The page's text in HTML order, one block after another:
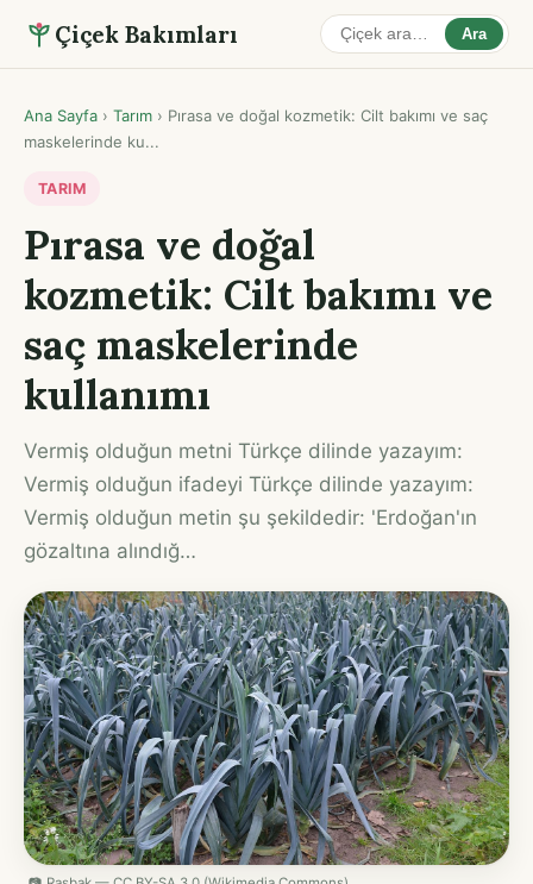
Çiçek Bakımları Ara
Ana Sayfa › Tarım › Pırasa ve doğal kozmetik: Cilt bakımı ve saç
maskelerinde ku...
TARIM
Pırasa ve doğal
kozmetik: Cilt bakımı ve
saç maskelerinde
kullanımı
Vermiş olduğun metni Türkçe dilinde yazayım:
Vermiş olduğun ifadeyi Türkçe dilinde yazayım:
Vermiş olduğun metin şu şekildedir: 'Erdoğan'ın
gözaltına alındığ…